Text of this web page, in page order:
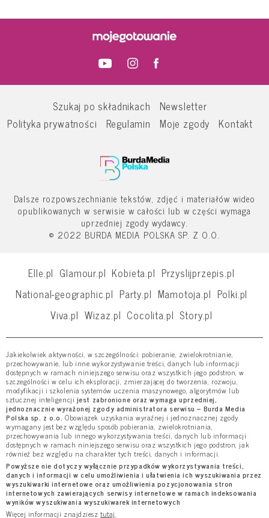
Szukaj po składnikach
Newsletter
Polityka prywatności
Regulamin Moje zgody Kontakt
Dalsze rozpowszechnianie tekstów, zdjęć i materiałów wideo
opublikowanych w serwisie w całości lub w części wymaga
uprzedniej zgody wydawcy.
© 2022 BURDA MEDIA POLSKA SP. Z O.O.
Elle.pl Glamour.pl Kobieta.pl Przyslijprzepis.pl
National-geographic.pl Party.pl Mamotoja.pl Polki.pl
Viva.pl Wizaz.pl Cocolita.pl Story.pl
Jakiekolwiek aktywności, w szczególności: pobieranie, zwielokrotnianie,
przechowywanie, lub inne wykorzystywanie treści, danych lub informacji
dostępnych w ramach niniejszego serwisu oraz wszystkich jego podstron, w
szczególności w celu ich eksploracji, zmierzającej do tworzenia, rozwoju,
modyfikacji i szkolenia systemów uczenia maszynowego, algorytmów lub
sztucznej inteligencji jest zabronione oraz wymaga uprzedniej,
jednoznacznie wyrażonej zgody administratora serwisu – Burda Media
Polska sp. z o.o. Obowiązek uzyskania wyraźnej i jednoznacznej zgody
wymagany jest bez względu sposób pobierania, zwielokrotniania,
przechowywania lub innego wykorzystywania treści, danych lub informacji
dostępnych w ramach niniejszego serwisu oraz wszystkich jego podstron, jak
również bez względu na charakter tych treści, danych i informacji.
Powyższe nie dotyczy wyłącznie przypadków wykorzystywania treści,
danych i informacji w celu umożliwienia i ułatwienia ich wyszukiwania przez
wyszukiwarki internetowe oraz umożliwienia pozycjonowania stron
internetowych zawierających serwisy internetowe w ramach indeksowania
wyników wyszukiwania wyszukiwarek internetowych
Więcej informacji znajdziesztutaj.